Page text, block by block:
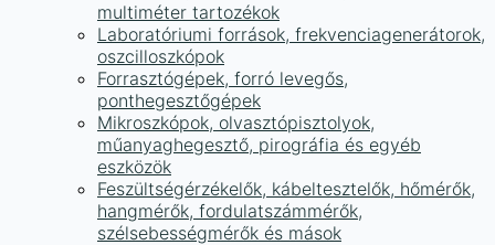
multiméter tartozékok
Laboratóriumi források, frekvenciagenerátorok,
oszcilloszkópok
Forrasztógépek, forró levegős,
ponthegesztőgépek
Mikroszkópok, olvasztópisztolyok,
műanyaghegesztő, pirográfia és egyéb
eszközök
Feszültségérzékelők, kábeltesztelők, hőmérők,
hangmérők, fordulatszámmérők,
szélsebességmérők és mások